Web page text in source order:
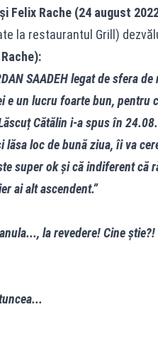
Felix Rache (24 august
la restaurantul Grill)
SAADEH legat de sfera
e un lucru foarte bun, pentru
Cătălin i-a spus în
loc de bună ziua, îi va
super ok și că indiferent că
ai alt ascendent.”
la revedere! Cine